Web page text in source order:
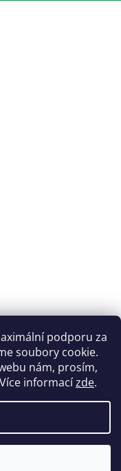
podporu za
soubory cookie.
nám, prosím,
informacízde.